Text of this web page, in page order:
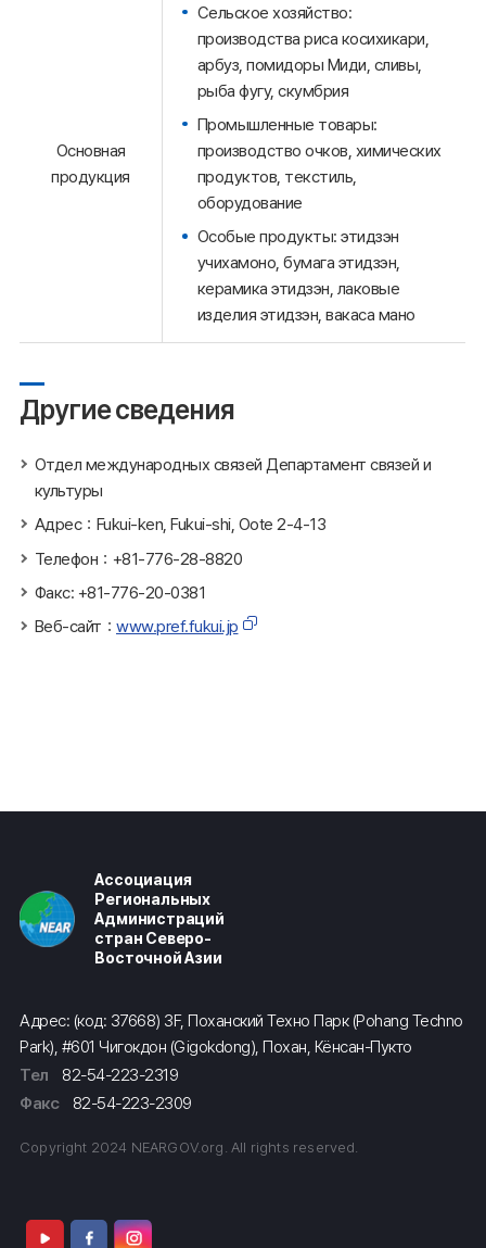
Основная
продукция
Сельское хозяйство:
производства риса косихикари,
арбуз, помидоры Миди, сливы,
рыба фугу, скумбрия
Промышленные товары:
производство очков, химических
продуктов, текстиль,
оборудование
Особые продукты: этидзэн
учихамоно, бумага этидзэн,
керамика этидзэн, лаковые
изделия этидзэн, вакаса мано
Другие сведения
Отдел международных связей Департамент связей и
культуры
Адрес：Fukui-ken, Fukui-shi, Oote 2-4-13
Телефон：+81-776-28-8820
Факс: +81-776-20-0381
Веб-сайт： www.pref.fukui.jp
Ассоциация
Региональных
Администраций
стран Северо-
Восточной Азии
Адрес: (код: 37668) 3F, Поханский Техно Парк (Pohang Techno
Park), #601 Чигокдон (Gigokdong), Похан, Кёнсан-Пукто
Тел
82-54-223-2319
Факс
82-54-223-2309
Copyright 2024 NEARGOV.org. All rights reserved.